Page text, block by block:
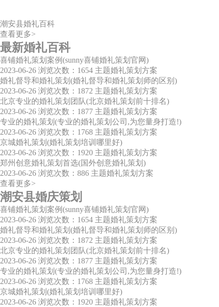
潮安县婚礼百科
查看更多>
最新婚礼百科
喜铺婚礼策划案例(sunny喜铺婚礼策划官网)
2023-06-26 浏览次数：1654 主题婚礼策划方案
婚礼督导和婚礼策划(婚礼督导和婚礼策划师的区别)
2023-06-26 浏览次数：1872 主题婚礼策划方案
北京专业的婚礼策划团队(北京婚礼策划前十排名)
2023-06-26 浏览次数：1877 主题婚礼策划方案
专业的婚礼策划(专业的婚礼策划公司,为您量身打造!)
2023-06-26 浏览次数：1768 主题婚礼策划方案
京城婚礼策划(婚礼策划培训哪里好)
2023-06-26 浏览次数：1920 主题婚礼策划方案
郑州创意婚礼策划首选(国外创意婚礼策划)
2023-06-26 浏览次数：886 主题婚礼策划方案
查看更多>
潮安县婚庆策划
喜铺婚礼策划案例(sunny喜铺婚礼策划官网)
2023-06-26 浏览次数：1654 主题婚礼策划方案
婚礼督导和婚礼策划(婚礼督导和婚礼策划师的区别)
2023-06-26 浏览次数：1872 主题婚礼策划方案
北京专业的婚礼策划团队(北京婚礼策划前十排名)
2023-06-26 浏览次数：1877 主题婚礼策划方案
专业的婚礼策划(专业的婚礼策划公司,为您量身打造!)
2023-06-26 浏览次数：1768 主题婚礼策划方案
京城婚礼策划(婚礼策划培训哪里好)
2023-06-26 浏览次数：1920 主题婚礼策划方案